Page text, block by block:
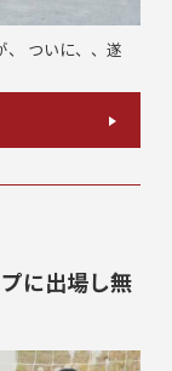
、 ついに、、遂
に出場し無